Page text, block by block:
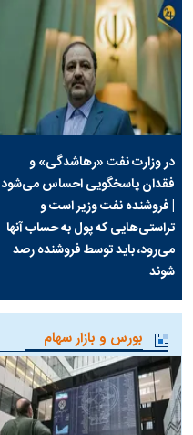
در وزارت نفت «رهاشدگی» و
فقدان پاسخگویی احساس می‌شود
| فروشنده نفت وزیر است و
تراستی‌هایی که پول به حساب آنها
می‌رود، باید توسط فروشنده رصد
شوند
بورس و بازار سهام